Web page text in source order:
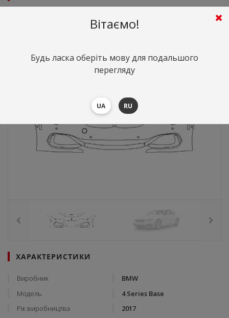
грн. ($163.22)
ХАРАКТЕРИСТИКИ
Виробник
BMW
Модель
4 Series Base
Рік виробництва
2017
Вітаємо!
Будь ласка оберіть мову для подальшого
перегляду
UA RU